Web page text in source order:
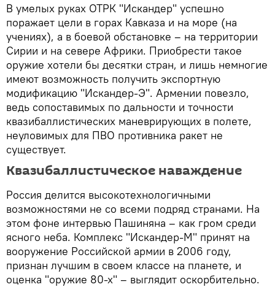
В умелых руках ОТРК "Искандер" успешно
поражает цели в горах Кавказа и на море (на
учениях), а в боевой обстановке – на территории
Сирии и на севере Африки. Приобрести такое
оружие хотели бы десятки стран, и лишь немногие
имеют возможность получить экспортную
модификацию "Искандер-Э". Армении повезло,
ведь сопоставимых по дальности и точности
квазибаллистических маневрирующих в полете,
неуловимых для ПВО противника ракет не
существует.
Квазибаллистическое наваждение
Россия делится высокотехнологичными
возможностями не со всеми подряд странами. На
этом фоне интервью Пашиняна – как гром среди
ясного неба. Комплекс "Искандер-М" принят на
вооружение Российской армии в 2006 году,
признан лучшим в своем классе на планете, и
оценка "оружие 80-х" – выглядит оскорбительно.